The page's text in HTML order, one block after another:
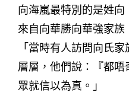
向海嵐最特別的是姓
來自向華勝向華強家族
「當時有人訪問向氏
層層，他們說：『都
眾就信以為真。」